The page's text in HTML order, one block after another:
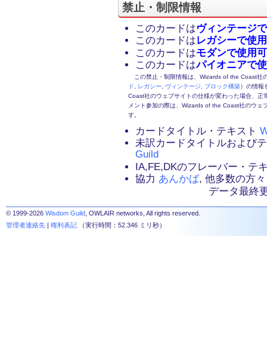
禁止・制限情報
このカードはヴィンテージ
このカードはレガシーで使
このカードはモダンで使用
このカードはパイオニアで
この禁止・制限情報は、Wizards of the Coast社
ド
レガシー ヴィンテージ ブロック構築）の情報
Coast社のウェブサイトの仕様が変わった場合、
メント参加の際は、Wizards of the Coast社のウェ
す。
カードタイトル・テキスト
未訳カードタイトルおよび
Guild
IA,FE,DKのフレーバー・テ
協力 あんかば, 他多数の方々
データ最終
© 1999-2026 Wisdom Guild , OWLAIR networks, All rights reserved.
管理者連絡先 | 権利表記 （実行時間：52.346 ミリ秒）